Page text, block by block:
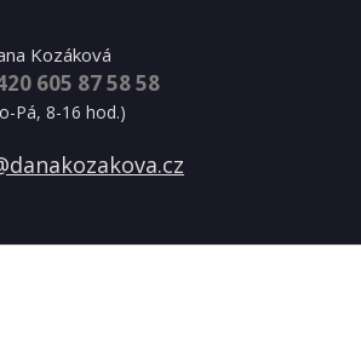
Kozáková
605 87 58 58
Pá, 8-16 hod.)